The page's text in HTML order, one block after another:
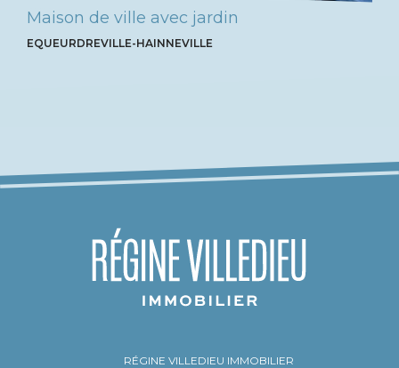
Maison de ville avec jardin
EQUEURDREVILLE-HAINNEVILLE
RÉGINE VILLEDIEU IMMOBILIER